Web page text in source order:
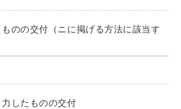
のの交付（ニに掲げる方法に該当す
したものの交付